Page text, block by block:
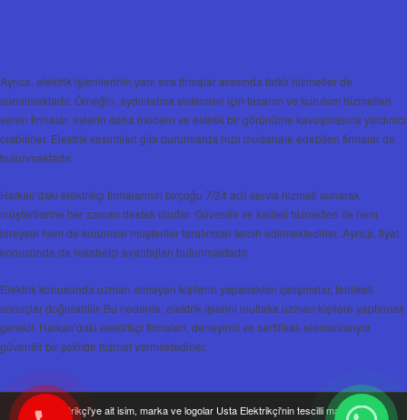
Ayrıca, elektrik işlemlerinin yanı sıra firmalar arasında farklı hizmetler de
sunulmaktadır. Örneğin, aydınlatma sistemleri için tasarım ve kurulum hizmetleri
veren firmalar, evlerin daha modern ve estetik bir görünüme kavuşmasına yardımcı
olabilirler. Elektrik kesintileri gibi durumlarda hızlı müdahale edebilen firmalar da
bulunmaktadır.
Halkalı’daki elektrikçi firmalarının birçoğu 7/24 acil servis hizmeti sunarak
müşterilerine her zaman destek olurlar. Güvenilir ve kaliteli hizmetleri ile hem
bireysel hem de kurumsal müşteriler tarafından tercih edilmektedirler. Ayrıca, fiyat
konusunda da rekabetçi avantajları bulunmaktadır.
Elektrik konusunda uzman olmayan kişilerin yapacakları çalışmalar, tehlikeli
sonuçlar doğurabilir. Bu nedenle, elektrik işlerini mutlaka uzman kişilere yaptırmak
gerekir. Halkalı’daki elektrikçi firmaları, deneyimli ve sertifikalı elemanlarıyla
güvenilir bir şekilde hizmet vermektedirler.
Usta Elektrikçi'ye ait isim, marka ve logolar Usta Elektrikçi'nin tescilli markası olup